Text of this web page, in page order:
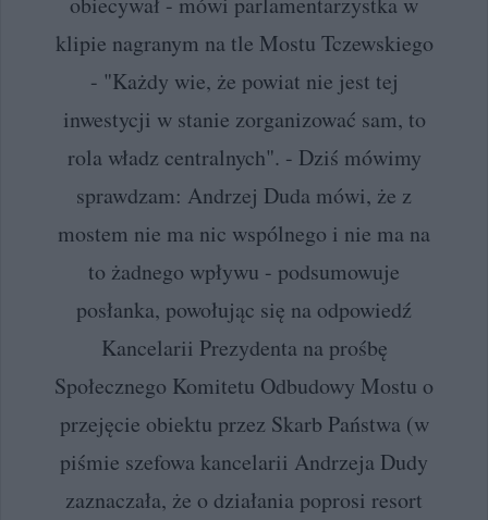
klipie nagranym na tle Mostu Tczewskiego
- "Każdy wie, że powiat nie jest tej
inwestycji w stanie zorganizować sam, to
rola władz centralnych". - Dziś mówimy
sprawdzam: Andrzej Duda mówi, że z
mostem nie ma nic wspólnego i nie ma na
to żadnego wpływu - podsumowuje
posłanka, powołując się na odpowiedź
Kancelarii Prezydenta na prośbę
Społecznego Komitetu Odbudowy Mostu o
przejęcie obiektu przez Skarb Państwa (w
piśmie szefowa kancelarii Andrzeja Dudy
zaznaczała, że o działania poprosi resort